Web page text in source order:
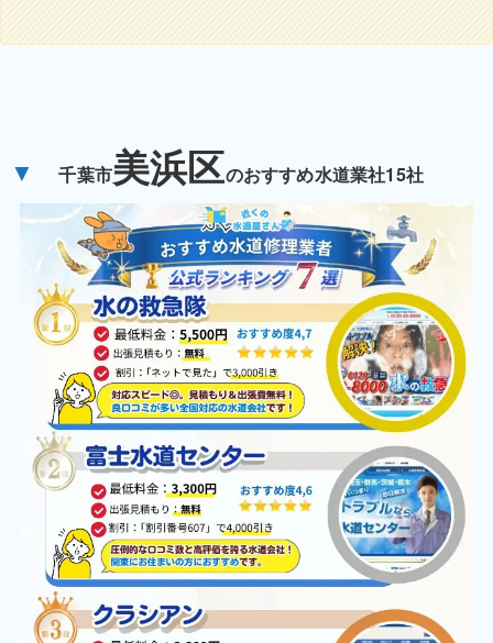
▼ 千葉市美浜区のおすすめ水道業社15社